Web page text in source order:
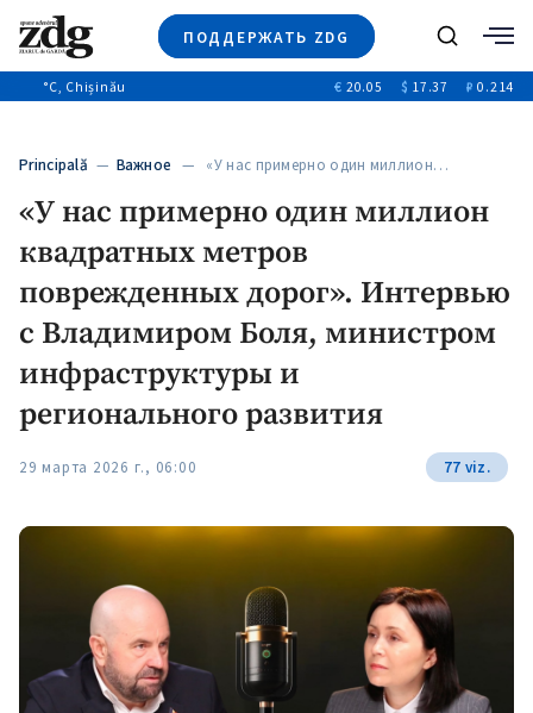
ПОДДЕРЖАТЬ ZDG
Новости
Расследования
Общество
+312
Поиск
°C, Chișinău € 20.05 $ 17.37 ₽ 0.214
Principală — Важное — «У нас примерно один миллион…
«У нас примерно один миллион
квадратных метров
поврежденных дорог». Интервью
с Владимиром Боля, министром
инфраструктуры и
регионального развития
29 марта 2026 г., 06:00 77 viz.